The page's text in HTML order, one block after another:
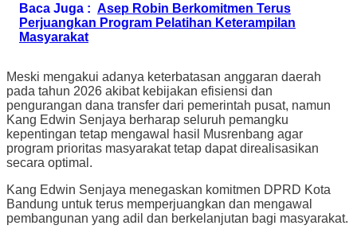
Baca Juga : Asep Robin Berkomitmen Terus
Perjuangkan Program Pelatihan Keterampilan
Masyarakat
Meski mengakui adanya keterbatasan anggaran daerah
pada tahun 2026 akibat kebijakan efisiensi dan
pengurangan dana transfer dari pemerintah pusat, namun
Kang Edwin Senjaya berharap seluruh pemangku
kepentingan tetap mengawal hasil Musrenbang agar
program prioritas masyarakat tetap dapat direalisasikan
secara optimal.
Kang Edwin Senjaya menegaskan komitmen DPRD Kota
Bandung untuk terus memperjuangkan dan mengawal
pembangunan yang adil dan berkelanjutan bagi masyarakat.